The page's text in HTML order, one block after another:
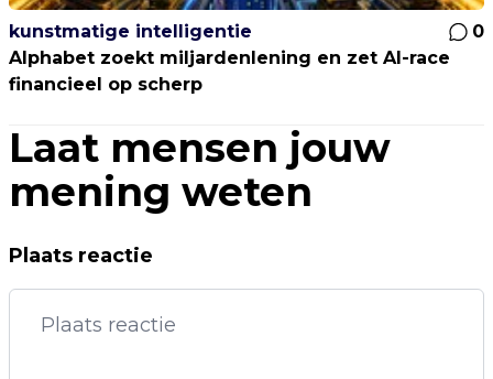
kunstmatige intelligentie
0
Alphabet zoekt miljardenlening en zet AI-race
financieel op scherp
Laat mensen jouw
mening weten
Plaats reactie